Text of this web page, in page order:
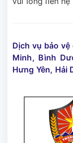
Dịch vụ bảo
Minh, Bình
Hưng Yên, Hải